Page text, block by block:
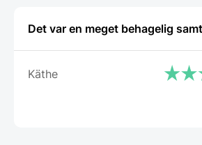
Det var en meget behagelig
Käthe